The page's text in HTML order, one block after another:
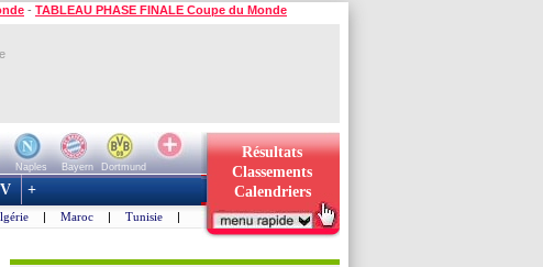
- TABLEAU PHASE FINALE Coupe du Monde
Naples Bayern
Dortmund
Résultats
Classements
Calendriers
+
| Maroc | Tunisie |